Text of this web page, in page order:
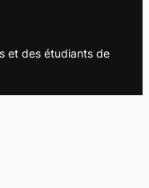
et des étudiants de